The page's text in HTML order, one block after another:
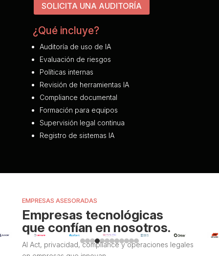
SOLICITA UNA AUDITORÍA
¿Qué incluye?
Auditoría de uso de IA
Evaluación de riesgos
Políticas internas
Revisión de herramientas IA
Compliance documental
Formación para equipos
Supervisión legal continua
Registro de sistemas IA
EMPRESAS ASESORADAS
Empresas tecnológicas
que confían en nosotros.
AI Act, privacidad, compliance y operaciones legales